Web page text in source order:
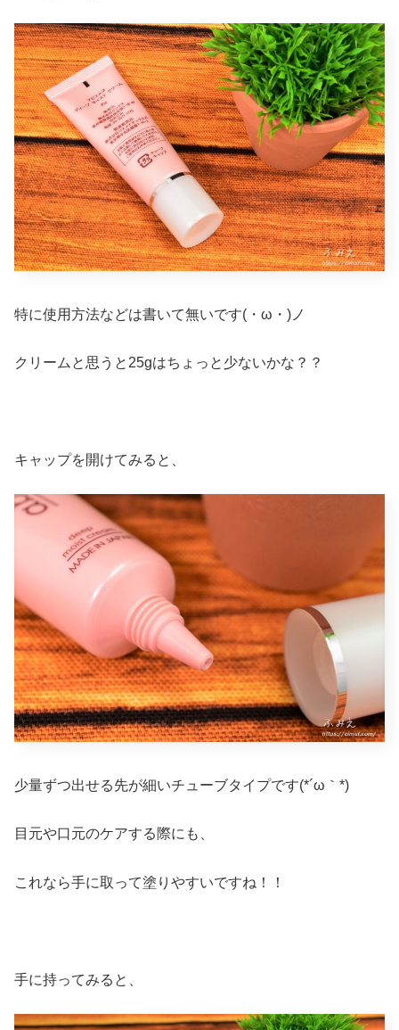
特に使用方法などは書いて無いです(・ω・)ノ
クリームと思うと25gはちょっと少ないかな？？
キャップを開けてみると、
少量ずつ出せる先が細いチューブタイプです(*´ω｀*)
目元や口元のケアする際にも、
これなら手に取って塗りやすいですね！！
手に持ってみると、